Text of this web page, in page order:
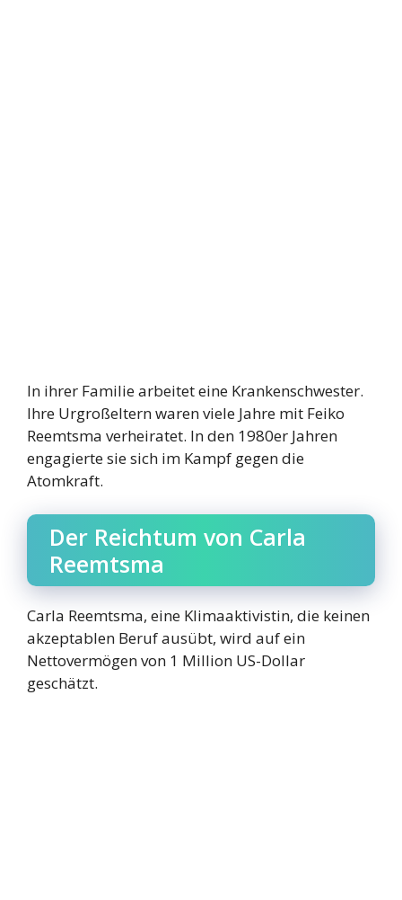
In ihrer Familie arbeitet eine Krankenschwester.
Ihre Urgroßeltern waren viele Jahre mit Feiko
Reemtsma verheiratet. In den 1980er Jahren
engagierte sie sich im Kampf gegen die
Atomkraft.
Der Reichtum von Carla
Reemtsma
Carla Reemtsma, eine Klimaaktivistin, die keinen
akzeptablen Beruf ausübt, wird auf ein
Nettovermögen von 1 Million US-Dollar
geschätzt.